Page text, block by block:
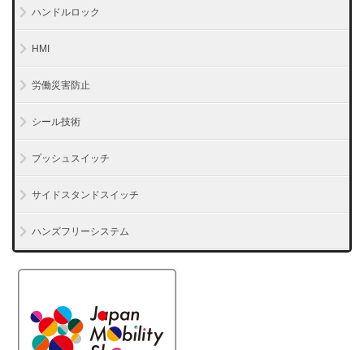
ハンドルロック
HMI
労働災害防止
シール技術
プッシュスイッチ
サイドスタンドスイッチ
ハンズフリーシステム